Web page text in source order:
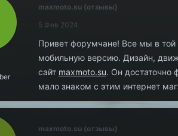
maxmoto.su (отзывы)
5 Фев 2024
Привет форумчане! Все мы в той
мобильную версию. Дизайн,
сайт maxmoto.su. Он достаточно
мало знаком с этим интернет
maxmoto.su (отзывы)